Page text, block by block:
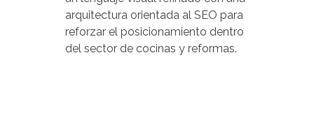
arquitectura orientada al SEO para
reforzar el posicionamiento dentro
del sector de cocinas y reformas.